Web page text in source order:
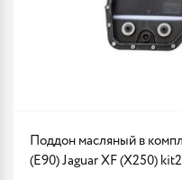
Поддон масляный в
(E90) Jaguar XF (X250)